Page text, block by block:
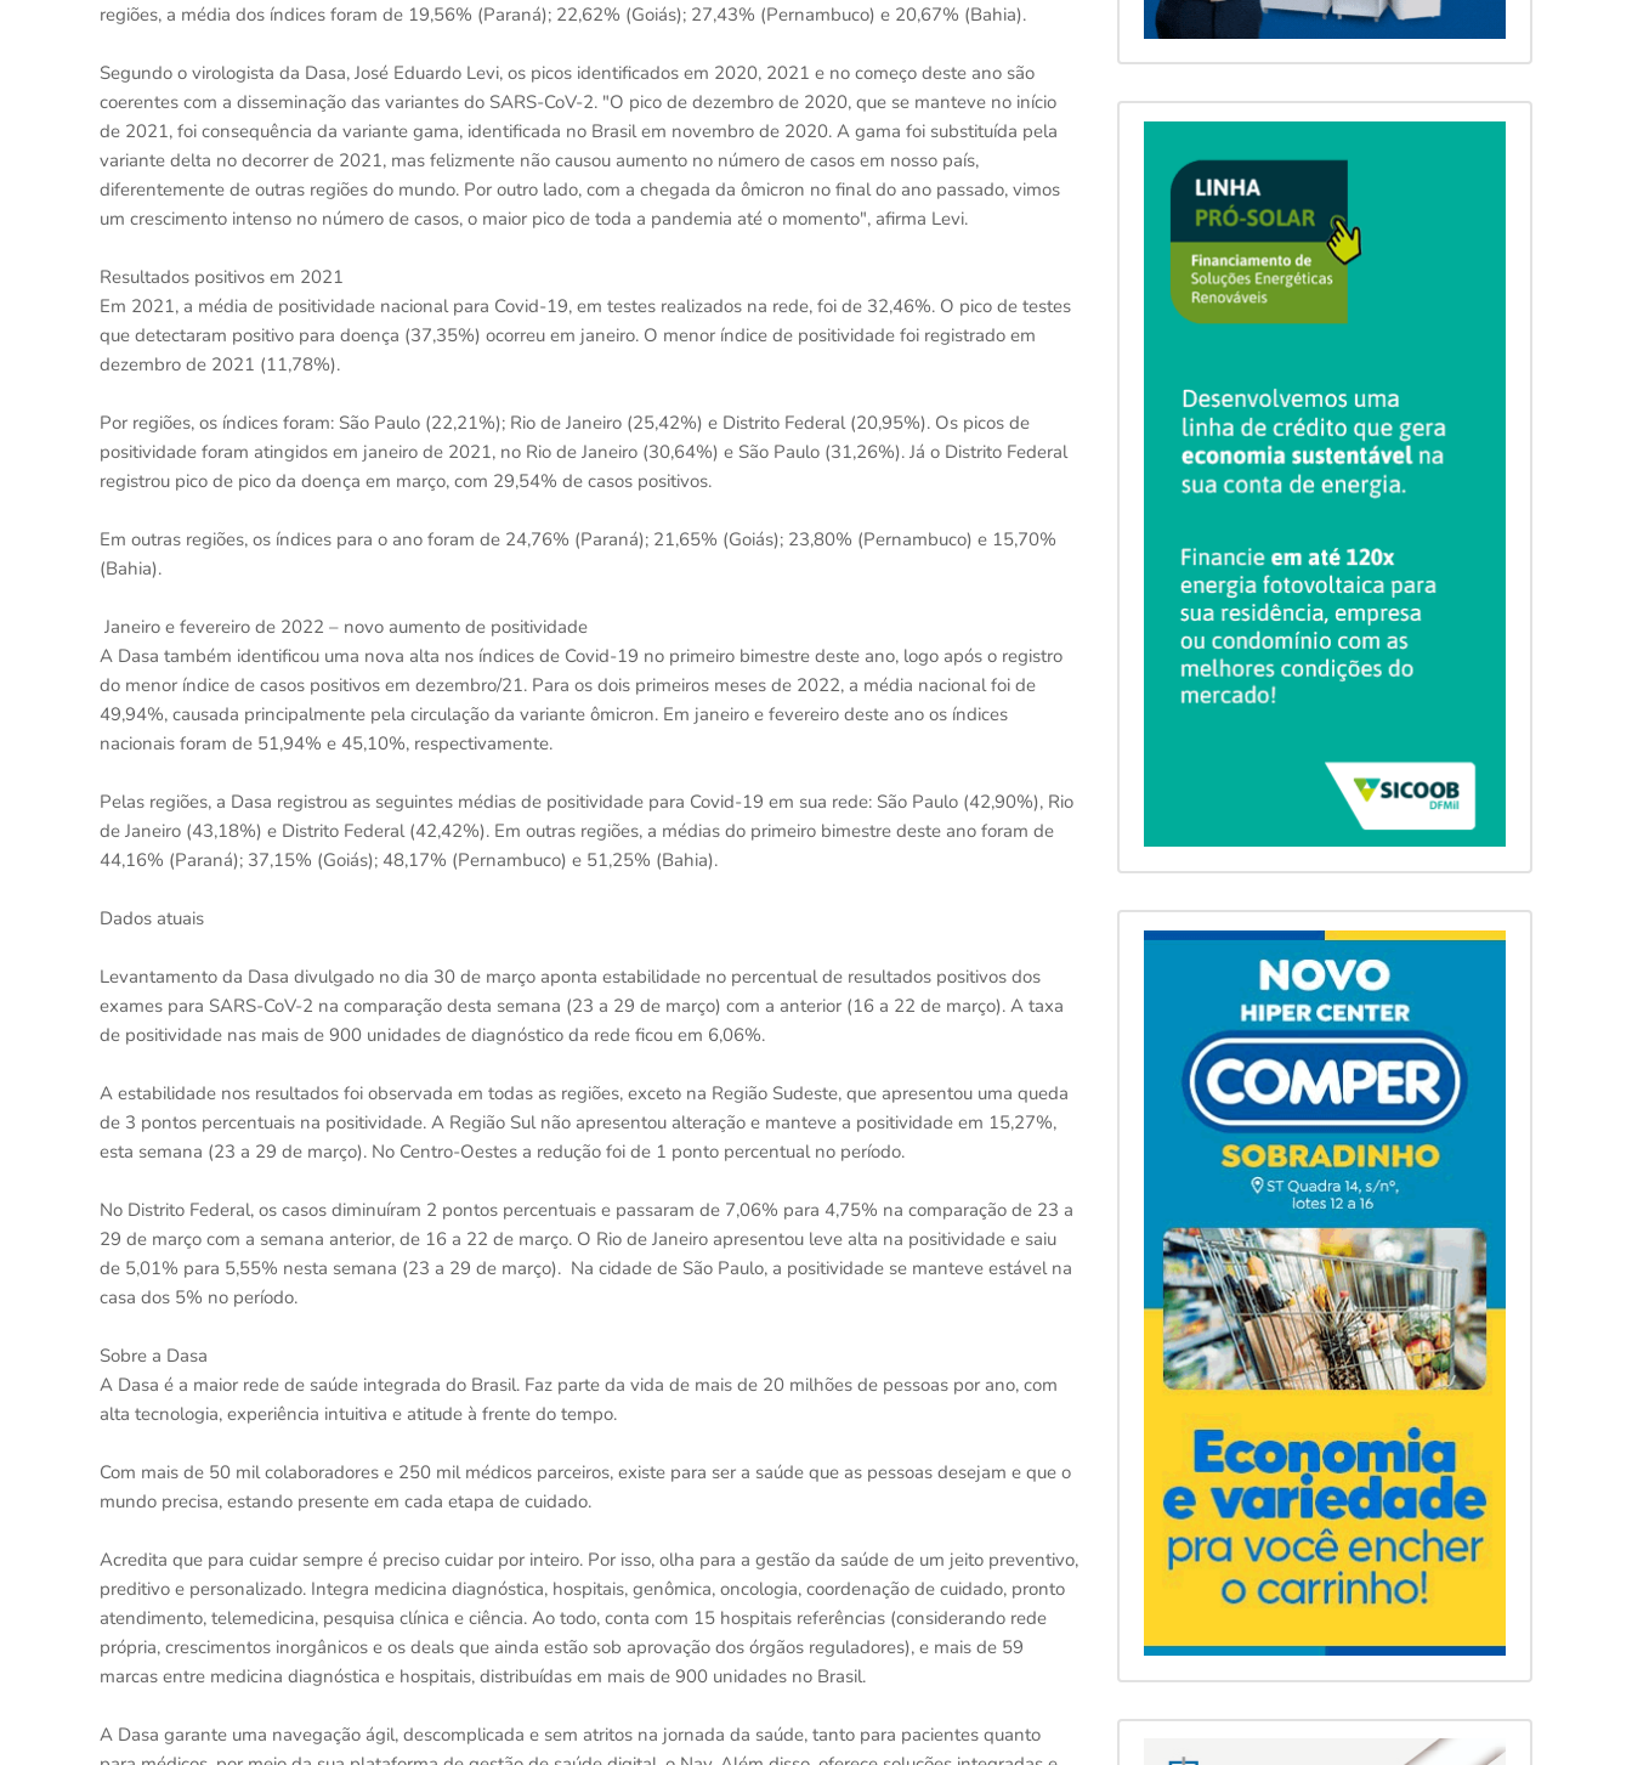
regiões, a média dos índices foram de 19,56% (Paraná); 22,62% (Goiás); 27,43% (Pernambuco) e 20,67% (Bahia).
Segundo o virologista da Dasa, José Eduardo Levi, os picos identificados em 2020, 2021 e no começo deste ano são
coerentes com a disseminação das variantes do SARS-CoV-2. "O pico de dezembro de 2020, que se manteve no início
de 2021, foi consequência da variante gama, identificada no Brasil em novembro de 2020. A gama foi substituída pela
variante delta no decorrer de 2021, mas felizmente não causou aumento no número de casos em nosso país,
diferentemente de outras regiões do mundo. Por outro lado, com a chegada da ômicron no final do ano passado, vimos
um crescimento intenso no número de casos, o maior pico de toda a pandemia até o momento", afirma Levi.
Resultados positivos em 2021
Em 2021, a média de positividade nacional para Covid-19, em testes realizados na rede, foi de 32,46%. O pico de testes
que detectaram positivo para doença (37,35%) ocorreu em janeiro. O menor índice de positividade foi registrado em
dezembro de 2021 (11,78%).
Por regiões, os índices foram: São Paulo (22,21%); Rio de Janeiro (25,42%) e Distrito Federal (20,95%). Os picos de
positividade foram atingidos em janeiro de 2021, no Rio de Janeiro (30,64%) e São Paulo (31,26%). Já o Distrito Federal
registrou pico de pico da doença em março, com 29,54% de casos positivos.
Em outras regiões, os índices para o ano foram de 24,76% (Paraná); 21,65% (Goiás); 23,80% (Pernambuco) e 15,70%
(Bahia).
Janeiro e fevereiro de 2022 – novo aumento de positividade
A Dasa também identificou uma nova alta nos índices de Covid-19 no primeiro bimestre deste ano, logo após o registro
do menor índice de casos positivos em dezembro/21. Para os dois primeiros meses de 2022, a média nacional foi de
49,94%, causada principalmente pela circulação da variante ômicron. Em janeiro e fevereiro deste ano os índices
nacionais foram de 51,94% e 45,10%, respectivamente.
Pelas regiões, a Dasa registrou as seguintes médias de positividade para Covid-19 em sua rede: São Paulo (42,90%), Rio
de Janeiro (43,18%) e Distrito Federal (42,42%). Em outras regiões, a médias do primeiro bimestre deste ano foram de
44,16% (Paraná); 37,15% (Goiás); 48,17% (Pernambuco) e 51,25% (Bahia).
Dados atuais
Levantamento da Dasa divulgado no dia 30 de março aponta estabilidade no percentual de resultados positivos dos
exames para SARS-CoV-2 na comparação desta semana (23 a 29 de março) com a anterior (16 a 22 de março). A taxa
de positividade nas mais de 900 unidades de diagnóstico da rede ficou em 6,06%.
A estabilidade nos resultados foi observada em todas as regiões, exceto na Região Sudeste, que apresentou uma queda
de 3 pontos percentuais na positividade. A Região Sul não apresentou alteração e manteve a positividade em 15,27%,
esta semana (23 a 29 de março). No Centro-Oestes a redução foi de 1 ponto percentual no período.
No Distrito Federal, os casos diminuíram 2 pontos percentuais e passaram de 7,06% para 4,75% na comparação de 23 a
29 de março com a semana anterior, de 16 a 22 de março. O Rio de Janeiro apresentou leve alta na positividade e saiu
de 5,01% para 5,55% nesta semana (23 a 29 de março). Na cidade de São Paulo, a positividade se manteve estável na
casa dos 5% no período.
Sobre a Dasa
A Dasa é a maior rede de saúde integrada do Brasil. Faz parte da vida de mais de 20 milhões de pessoas por ano, com
alta tecnologia, experiência intuitiva e atitude à frente do tempo.
Com mais de 50 mil colaboradores e 250 mil médicos parceiros, existe para ser a saúde que as pessoas desejam e que o
mundo precisa, estando presente em cada etapa de cuidado.
Acredita que para cuidar sempre é preciso cuidar por inteiro. Por isso, olha para a gestão da saúde de um jeito preventivo,
preditivo e personalizado. Integra medicina diagnóstica, hospitais, genômica, oncologia, coordenação de cuidado, pronto
atendimento, telemedicina, pesquisa clínica e ciência. Ao todo, conta com 15 hospitais referências (considerando rede
própria, crescimentos inorgânicos e os deals que ainda estão sob aprovação dos órgãos reguladores), e mais de 59
marcas entre medicina diagnóstica e hospitais, distribuídas em mais de 900 unidades no Brasil.
A Dasa garante uma navegação ágil, descomplicada e sem atritos na jornada da saúde, tanto para pacientes quanto